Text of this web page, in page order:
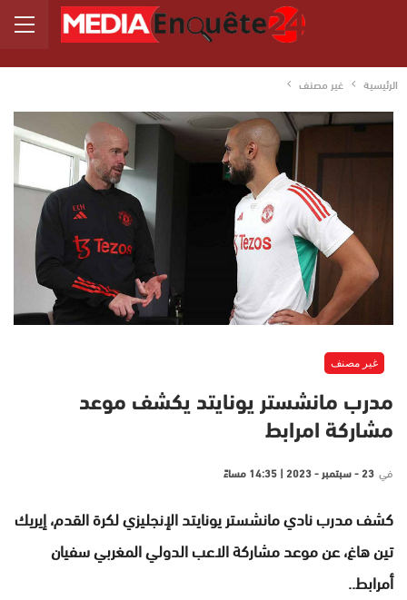
الرئيسية غير مصنف
غير مصنف
مدرب مانشستر يونايتد يكشف موعد
مشاركة امرابط
في 23 - سبتمبر - 2023 | 14:35 مساءً
كشف مدرب نادي مانشستر يونايتد الإنجليزي لكرة القدم، إيريك
تين هاغ، عن موعد مشاركة الاعب الدولي المغربي سفيان
أمرابط..